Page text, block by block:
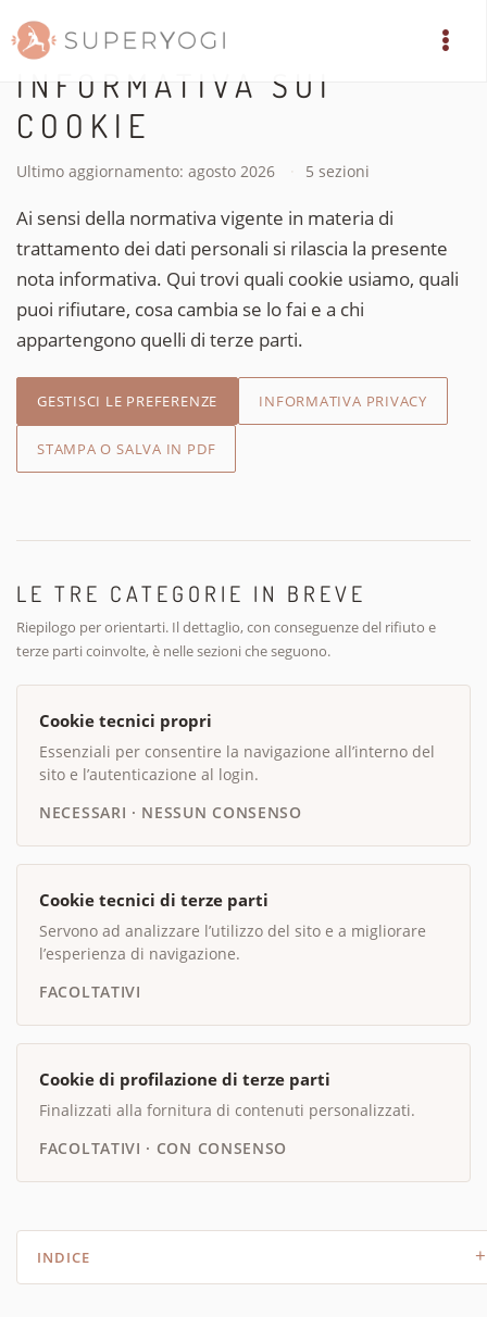
INFORMATIVA SUI
COOKIE
Ultimo aggiornamento: agosto 2026 5 sezioni
Ai sensi della normativa vigente in materia di
trattamento dei dati personali si rilascia la presente
nota informativa. Qui trovi quali cookie usiamo, quali
puoi rifiutare, cosa cambia se lo fai e a chi
appartengono quelli di terze parti.
GESTISCI LE PREFERENZE INFORMATIVA PRIVACY
STAMPA O SALVA IN PDF
LE TRE CATEGORIE IN BREVE
Riepilogo per orientarti. Il dettaglio, con conseguenze del rifiuto e
terze parti coinvolte, è nelle sezioni che seguono.
Cookie tecnici propri
Essenziali per consentire la navigazione all’interno del
sito e l’autenticazione al login.
NECESSARI · NESSUN CONSENSO
Cookie tecnici di terze parti
Servono ad analizzare l’utilizzo del sito e a migliorare
l’esperienza di navigazione.
FACOLTATIVI
Cookie di profilazione di terze parti
Finalizzati alla fornitura di contenuti personalizzati.
FACOLTATIVI · CON CONSENSO
INDICE